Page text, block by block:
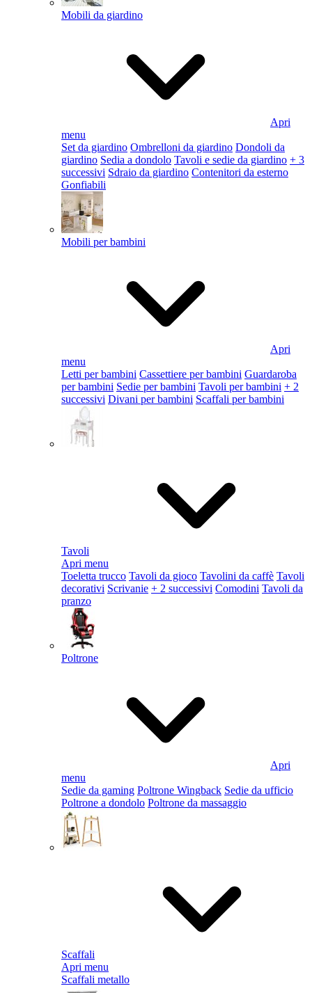
Mobili da giardino
Apri
menu
Set da giardino Ombrelloni da giardino Dondoli da
giardino Sedia a dondolo Tavoli e sedie da giardino + 3
successivi Sdraio da giardino Contenitori da esterno
Gonfiabili
Mobili per bambini
Apri
menu
Letti per bambini Cassettiere per bambini Guardaroba
per bambini Sedie per bambini Tavoli per bambini + 2
successivi Divani per bambini Scaffali per bambini
Tavoli
Apri menu
Toeletta trucco Tavoli da gioco Tavolini da caffè Tavoli
decorativi Scrivanie + 2 successivi Comodini Tavoli da
pranzo
Poltrone
Apri
menu
Sedie da gaming Poltrone Wingback Sedie da ufficio
Poltrone a dondolo Poltrone da massaggio
Scaffali
Apri menu
Scaffali metallo